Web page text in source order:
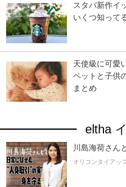
スタバ新作イ
いくつ知って
天使級に可愛
ペットと子供
まとめ
eltha
川島海荷さん
オリコンタイアッ